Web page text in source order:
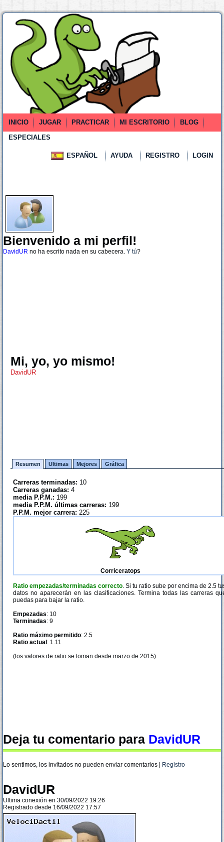
INICIO JUGAR PRACTICAR MI ESCRITORIO
BLOG
ESPECIALES
ESPAÑOL AYUDA REGISTRO LOGIN
Bienvenido a mi perfil!
DavidUR no ha escrito nada en su cabecera. Y tú?
Mi, yo, yo mismo!
DavidUR
Resumen Ultimas Mejores Gráfica
Carreras terminadas: 10
Carreras ganadas: 4
media P.P.M.: 199
media P.P.M. últimas carreras: 199
P.P.M. mejor carrera: 225
Corriceratops
Ratio empezadas/terminadas correcto. Si tu ratio sube por encima de 2.5
datos no aparecerán en las clasificaciones. Termina todas las carreras
puedas para bajar la ratio.
Empezadas: 10
Terminadas: 9
Ratio máximo permitido: 2.5
Ratio actual : 1.11
(los valores de ratio se toman desde marzo de 2015)
Deja tu comentario para DavidUR
Lo sentimos, los invitados no pueden enviar comentarios | Registro
DavidUR
Ultima conexión en 30/09/2022 19:26
Registrado desde 16/09/2022 17:57